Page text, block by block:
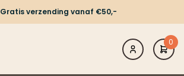
Gratis verzending vanaf €50,-
0